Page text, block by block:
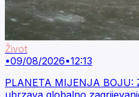
Život
•09/08/2026•12:13
PLANETA MIJENJA BOJU:
ubrzava globalno